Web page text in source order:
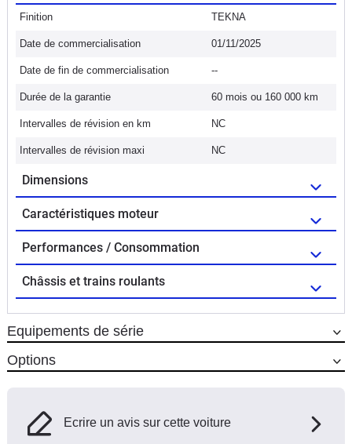
Finition TEKNA
Date de commercialisation 01/11/2025
Date de fin de commercialisation --
Durée de la garantie 60 mois ou 160 000 km
Intervalles de révision en km NC
Intervalles de révision maxi NC
Dimensions
Caractéristiques moteur
Performances / Consommation
Châssis et trains roulants
Equipements de série
Options
Ecrire un avis sur cette voiture